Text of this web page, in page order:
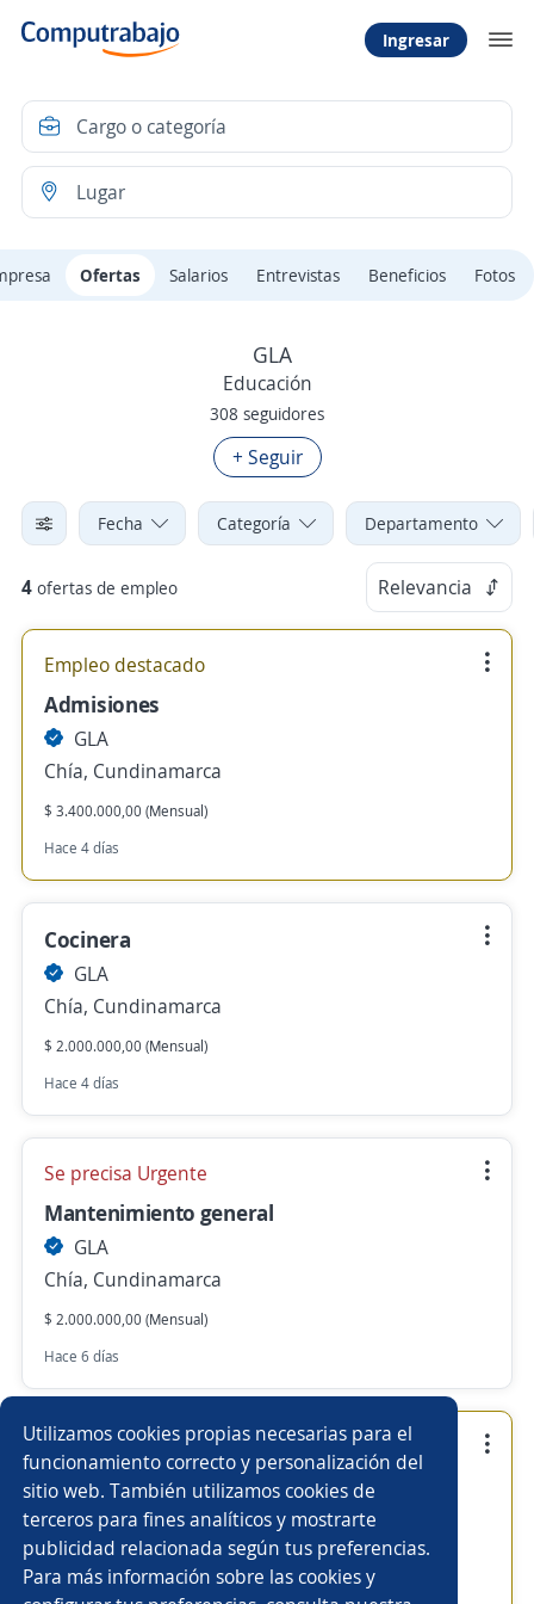
Utilizamos cookies propias necesarias para el
funcionamiento correcto y personalización del
sitio web. También utilizamos cookies de
terceros para fines analíticos y mostrarte
publicidad relacionada según tus preferencias.
Para más información sobre las cookies y
Ingresar
Ofertas Salarios Entrevistas Beneficios Fotos
GLA
Educación
308 seguidores
+ Seguir
Fecha Categoría Departamento
4 ofertas de empleo Relevancia
Empleo destacado
Admisiones
GLA
Chía, Cundinamarca
$ 3.400.000,00 (Mensual)
Hace 4 días
Cocinera
GLA
Chía, Cundinamarca
$ 2.000.000,00 (Mensual)
Hace 4 días
Se precisa Urgente
Mantenimiento general
GLA
Chía, Cundinamarca
$ 2.000.000,00 (Mensual)
Hace 6 días
Empleo destacado
Docente
GLA
Chía, Cundinamarca